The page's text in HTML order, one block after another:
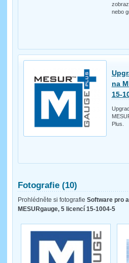
nebo
na
15-
Plus.
Fotografie (10)
Prohlédněte si fotografie Software pro
MESURgauge, 5 licencí 15-1004-5